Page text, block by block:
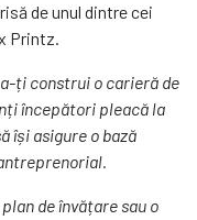
de unul dintre cei
Printz.
ți construi o carieră de
începători pleacă la
își asigure o bază
de învățare sau o